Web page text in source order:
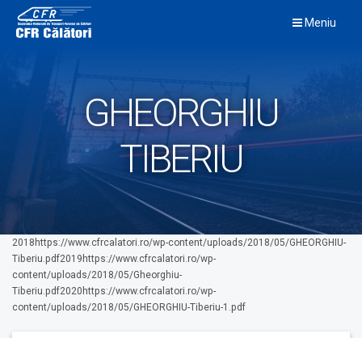
content
Meniu
GHEORGHIU
TIBERIU
2018https://www.cfrcalatori.ro/wp-content/uploads/2018/05/GHEORGHIU-
Tiberiu.pdf2019https://www.cfrcalatori.ro/wp-
content/uploads/2018/05/Gheorghiu-
Tiberiu.pdf2020https://www.cfrcalatori.ro/wp-
content/uploads/2018/05/GHEORGHIU-Tiberiu-1.pdf